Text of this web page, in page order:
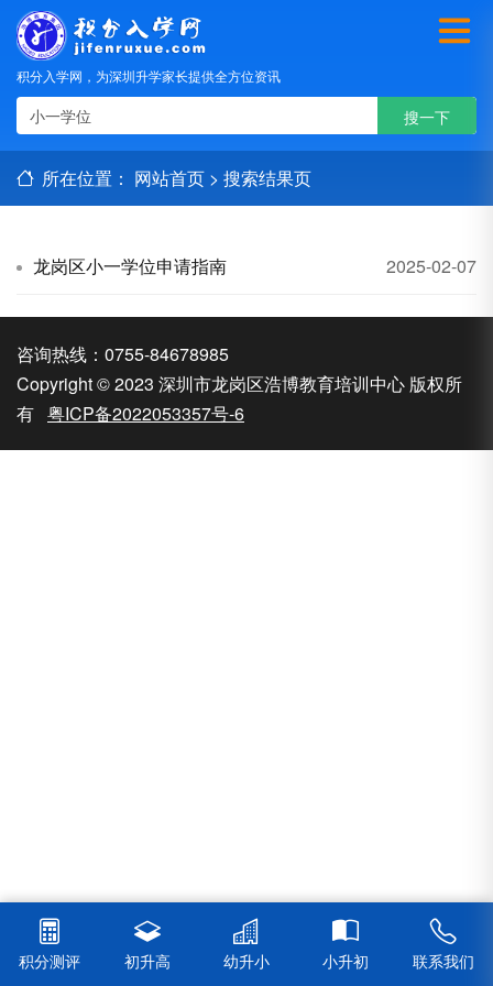
积分入学网，为深圳升学家长提供全方位资讯
所在位置： 网站首页 > 搜索结果页
龙岗区小一学位申请指南 2025-02-07
咨询热线：0755-84678985
Copyright © 2023 深圳市龙岗区浩博教育培训中心 版权所
有 粤ICP备2022053357号-6
积分测评 初升高 幼升小 小升初 联系我们